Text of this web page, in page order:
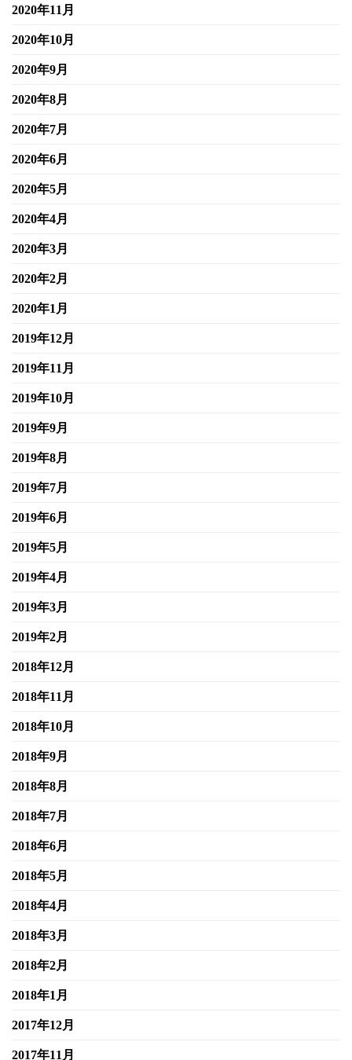
2020年11月
2020年10月
2020年9月
2020年8月
2020年7月
2020年6月
2020年5月
2020年4月
2020年3月
2020年2月
2020年1月
2019年12月
2019年11月
2019年10月
2019年9月
2019年8月
2019年7月
2019年6月
2019年5月
2019年4月
2019年3月
2019年2月
2018年12月
2018年11月
2018年10月
2018年9月
2018年8月
2018年7月
2018年6月
2018年5月
2018年4月
2018年3月
2018年2月
2018年1月
2017年12月
2017年11月